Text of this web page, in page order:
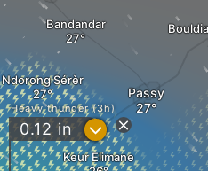
Ndorong Sérèr
Bandandar
Keur Elimane
Passy
Heavy thunder (3h)
0.12 in ?